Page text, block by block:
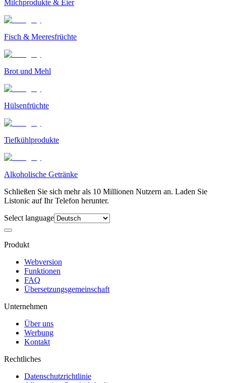
Milchprodukte & Eier
Fisch & Meeresfrüchte
Brot und Mehl
Hülsenfrüchte
Tiefkühlprodukte
Alkoholische Getränke
Schließen Sie sich mehr als 10 Millionen Nutzern an. Laden Sie
Listonic auf Ihr Telefon herunter.
Select language
Produkt
Webversion
Funktionen
FAQ
Übersetzungsgemeinschaft
Unternehmen
Über uns
Werbung
Kontakt
Rechtliches
Datenschutzrichtlinie